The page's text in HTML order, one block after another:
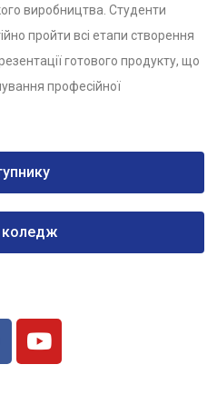
виробництва. Студенти
пройти всі етапи створення
готового продукту, що
професійної